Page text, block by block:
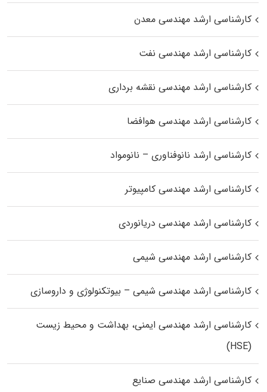
کارشناسی ارشد مهندسی معدن
کارشناسی ارشد مهندسی نفت
کارشناسی ارشد مهندسی نقشه برداری
کارشناسی ارشد مهندسی هوافضا
کارشناسی ارشد نانوفناوری – نانومواد
کارشناسی ارشد مهندسی کامپیوتر
کارشناسی ارشد مهندسی دریانوردی
کارشناسی ارشد مهندسی شیمی
کارشناسی ارشد مهندسی شیمی – بیوتکنولوژی و داروسازی
کارشناسی ارشد مهندسی ایمنی، بهداشت و محیط زیست
(HSE)
کارشناسی ارشد مهندسی صنایع